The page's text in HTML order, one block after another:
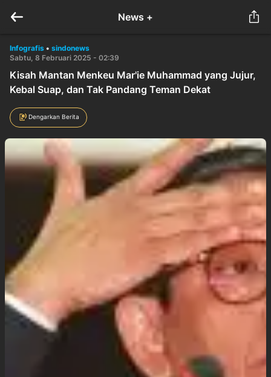
News +
Infografis • sindonews
Sabtu, 8 Februari 2025 - 02:39
Kisah Mantan Menkeu Mar'ie Muhammad yang Jujur,
Kebal Suap, dan Tak Pandang Teman Dekat
Dengarkan Berita